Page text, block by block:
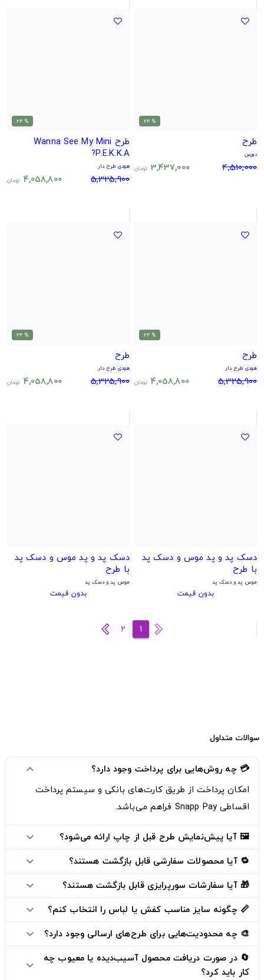
% 24
طرح
دورس
4,510,000
3,437,000 تومان
% 24
طرح Wanna See My Mini
P.E.K.K.A?
هودی طرح دار
5,325,900
4,058,800 تومان
% 24
طرح
هودی طرح دار
5,325,900
4,058,800 تومان
% 24
طرح
هودی طرح دار
5,325,900
4,058,800 تومان
دسک پد و پد موس و دسک پد
با طرح
موس پد و دسک پد
بدون قیمت
دسک پد و پد موس و دسک پد
با طرح
موس پد و دسک پد
بدون قیمت
1
2
سوالات متداول
💳 چه روش‌هایی برای پرداخت وجود دارد؟ expand_more
امکان پرداخت از طریق کارت‌های بانکیو سیستم پرداخت
اقساطی Snapp Pay
فراهم می‌باشد.
🖼️ آیا پیش‌نمایش طرح قبل از چاپ ارائه می‌شود؟ expand_more
🔁 آیا محصولات سفارشی قابل بازگشت هستند؟ expand_more
🎁 آیا سفارشات سورپرایزی قابل بازگشت هستند؟ expand_more
📏 چگونه سایز مناسب کفش یا لباس را انتخاب کنم؟ expand_more
🎨 چه محدودیت‌هایی برای طرح‌های ارسالی وجود دارد؟ expand_more
🔄 در صورت دریافت محصول آسیب‌دیده یا معیوب چه
کار باید کرد؟
expand_more